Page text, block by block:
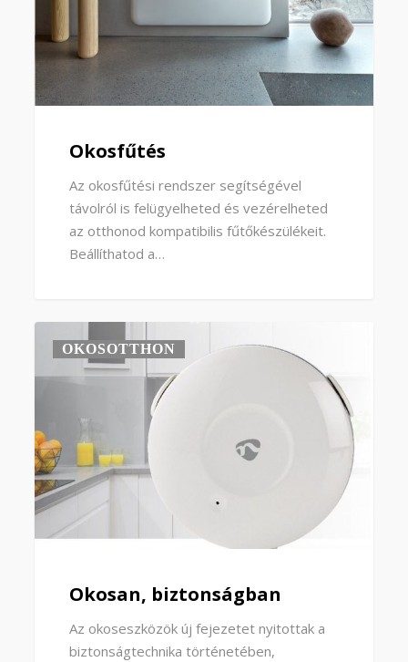
Okosfűtés
Az okosfűtési rendszer segítségével
távolról is felügyelheted és vezérelheted
az otthonod kompatibilis fűtőkészülékeit.
Beállíthatod a…
OKOSOTTHON
Okosan, biztonságban
Az okoseszközök új fejezetet nyitottak a
biztonságtechnika történetében,